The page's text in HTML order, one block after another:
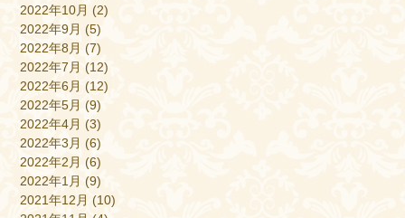
2022年10月 (2)
2022年9月 (5)
2022年8月 (7)
2022年7月 (12)
2022年6月 (12)
2022年5月 (9)
2022年4月 (3)
2022年3月 (6)
2022年2月 (6)
2022年1月 (9)
2021年12月 (10)